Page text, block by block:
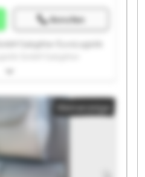
Anrufen
Salzgitter EuroLogistik
EuroLogistik GmbH
GmbH Salzgitter
EuroLogistik GmbH
Salzgitter EuroLogistik
GmbH Salzgitter
EuroLogistik GmbH
Salzgitter EuroLogistik
GmbH Salzgitter
Kleinanzeige